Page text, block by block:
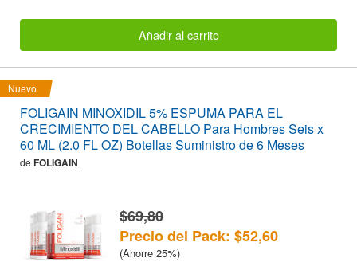
Añadir al carrito
Nuevo
FOLIGAIN MINOXIDIL 5% ESPUMA PARA EL
CRECIMIENTO DEL CABELLO Para Hombres Seis x
60 ML (2.0 FL OZ) Botellas Suministro de 6 Meses
de FOLIGAIN
$69,80
Precio del Pack: $52,60
(Ahorre 25%)